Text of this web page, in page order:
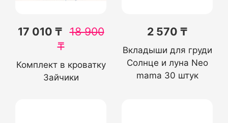
17 010 ₸ 18 900
₸
Комплект в кроватку
Зайчики
2 570 ₸
Вкладыши для груди
Солнце и луна Neo
mama 30 штук